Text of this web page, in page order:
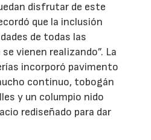
disfrutar de este
que la inclusión
de todas las
vienen realizando”. La
incorporó pavimento
continuo, tobogán
y un columpio nido
rediseñado para dar